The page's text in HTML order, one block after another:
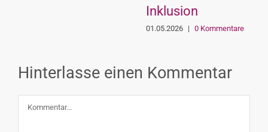
Inklusion
01.05.2026 | 0 Kommentare
Hinterlasse einen Kommentar
Kommentar